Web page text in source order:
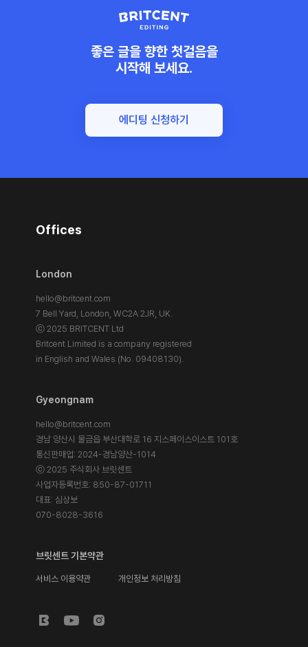
좋은 글을 향한 첫걸음을
시작해 보세요.
에디팅 신청하기
Offices
London
hello@britcent.com
7 Bell Yard, London, WC2A 2JR, UK.
ⓒ 2025 BRITCENT Ltd
Britcent Limited is a company registered
in English and Wales (No. 09408130).
Gyeongnam
hello@britcent.com
경남 양산시 물금읍 부산대학로 16 지스페이스이스트 101호
통신판매업: 2024-경남양산-1014
ⓒ 2025 주식회사 브릿센트
사업자등록번호: 850-87-01711
대표: 심상보
070-8028-3616
브릿센트 기본약관
서비스 이용약관 개인정보 처리방침